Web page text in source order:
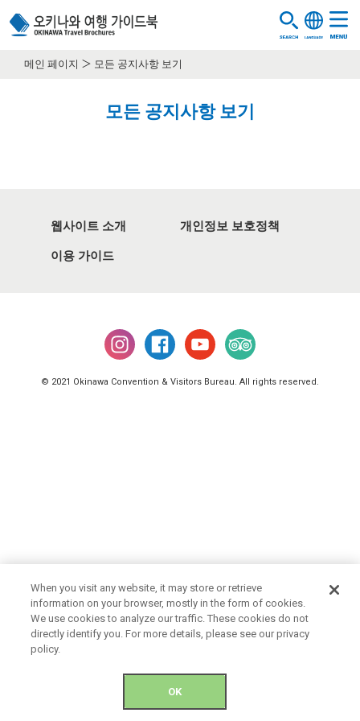
메인 페이지 모든 공지사항 보기
모든 공지사항 보기
웹사이트 소개 개인정보 보호정책
이용 가이드
© 2021 Okinawa Convention & Visitors Bureau. All rights reserved.
When you visit any website, it may store or retrieve
information on your browser, mostly in the form of cookies.
We use cookies to analyze our traffic. These cookies do not
directly identify you. For more details, please see our privacy
policy.
OK